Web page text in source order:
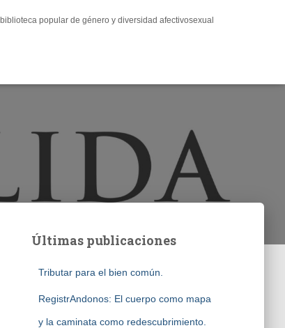
biblioteca popular de género y diversidad afectivosexual
Últimas publicaciones
Tributar para el bien común.
RegistrAndonos: El cuerpo como mapa
y la caminata como redescubrimiento.